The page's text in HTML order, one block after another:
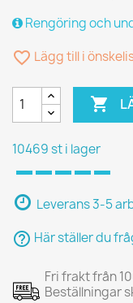
Rengöring och
favorite_border Lägg till i

10469 st i lager
Leverans 3-5
help_outline Här ställer du
Fri frakt från
Beställningar